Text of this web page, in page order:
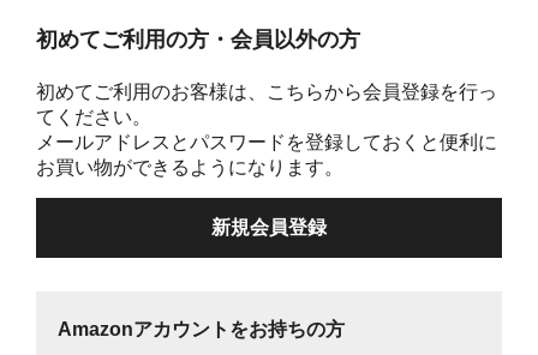
初めてご利用の方・会員以外の方
初めてご利用のお客様は、こちらから会員登録を行っ
てください。
メールアドレスとパスワードを登録しておくと便利に
お買い物ができるようになります。
Amazonアカウントをお持ちの方